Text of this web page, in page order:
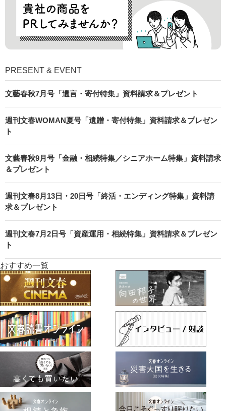
PRESENT & EVENT
文藝春秋7月号「遺言・寄付特集」資料請求＆プレゼント
週刊文春WOMAN夏号「遺贈・寄付特集」資料請求＆プレゼン
ト
文藝春秋9月号「金融・相続特集／シニアホーム特集」資料請求
＆プレゼント
週刊文春8月13日・20日号「終活・エンディング特集」資料請
求＆プレゼント
週刊文春7月2日号「資産運用・相続特集」資料請求＆プレゼン
ト
おすすめ一覧